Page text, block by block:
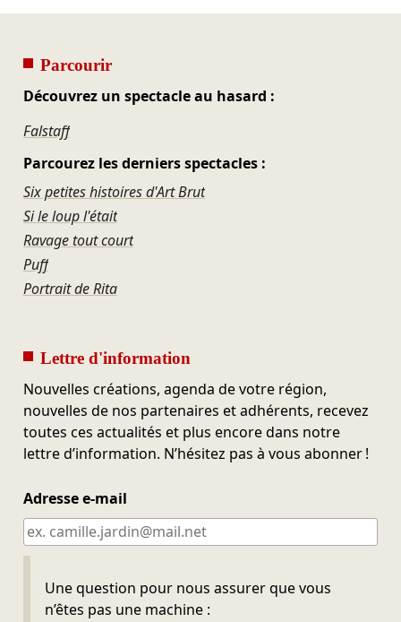
Parcourir
Découvrez un spectacle au hasard :
Falstaff
Parcourez les derniers spectacles :
Six petites histoires d'Art Brut
Si le loup l'était
Ravage tout court
Puff
Portrait de Rita
Lettre d'information
Nouvelles créations, agenda de votre région,
nouvelles de nos partenaires et adhérents, recevez
toutes ces actualités et plus encore dans notre
lettre d’information. N’hésitez pas à vous abonner !
Adresse e-mail
Une question pour nous assurer que vous
n’êtes pas une machine :
Ne pas remplir